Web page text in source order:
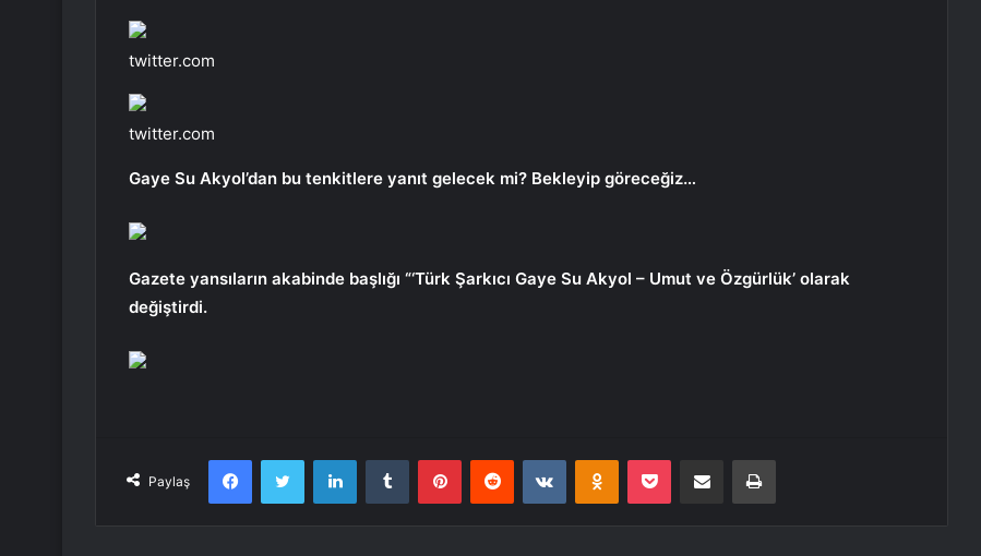
twitter.com
twitter.com
Gaye Su Akyol’dan bu tenkitlere yanıt gelecek mi? Bekleyip göreceğiz…
Gazete yansıların akabinde başlığı “‘Türk Şarkıcı Gaye Su Akyol – Umut ve Özgürlük’ olarak
değiştirdi.
Paylaş
FacebookTwitter LinkedInTumblr PinterestReddit VKontakteOdnoklassniki
Pocket E-Posta ile paylaş Yazdır